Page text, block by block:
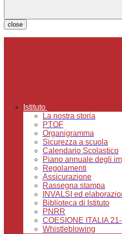
close
Istituto
La nostra storia
PTOF
Organigramma
Sicurezza a scuola
Calendario Scolastico
Piano annuale degli
Regolamenti
Assicurazione
Rassegna stampa
INVALSI ed
Biblioteca di Istituto
PNRR
COESIONE ITALIA
Whistleblowing